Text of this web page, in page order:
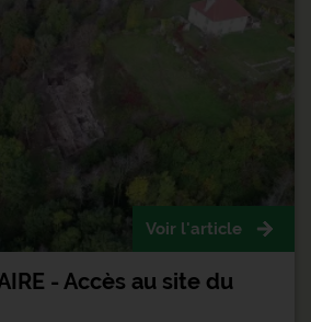
Voir l'article
- Accès au site du